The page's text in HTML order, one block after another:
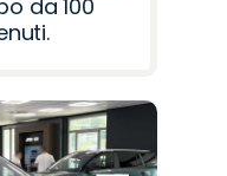
da 100